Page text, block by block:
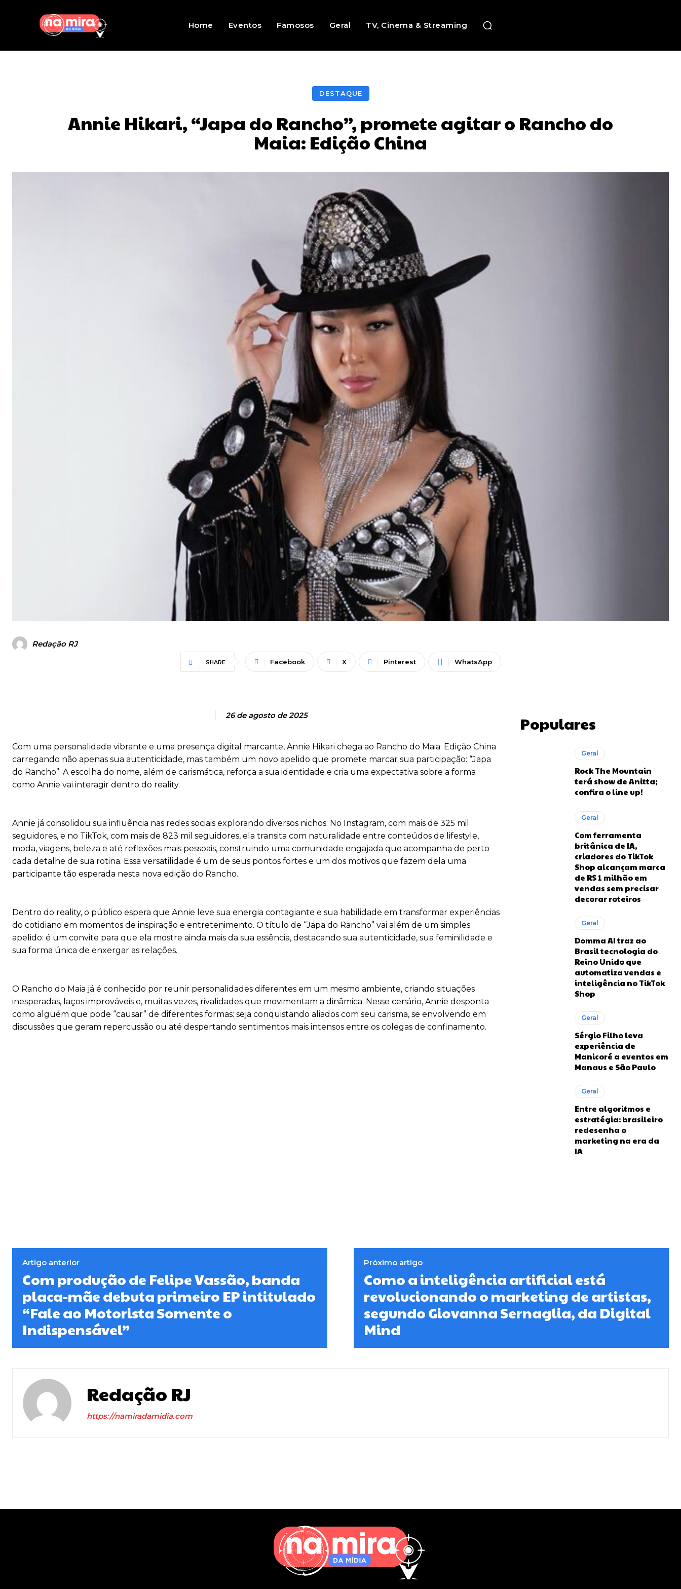
Home Eventos Famosos Geral TV, Cinema & Streaming
DESTAQUE
Annie Hikari, “Japa do Rancho”, promete agitar o Rancho do
Maia: Edição China
Redação RJ
SHARE Facebook X Pinterest WhatsApp
26 de agosto de 2025
Com uma personalidade vibrante e uma presença digital marcante, Annie Hikari chega ao Rancho do Maia: Edição China
carregando não apenas sua autenticidade, mas também um novo apelido que promete marcar sua participação: “Japa
do Rancho”. A escolha do nome, além de carismática, reforça a sua identidade e cria uma expectativa sobre a forma
como Annie vai interagir dentro do reality.
Annie já consolidou sua influência nas redes sociais explorando diversos nichos. No Instagram, com mais de 325 mil
seguidores, e no TikTok, com mais de 823 mil seguidores, ela transita com naturalidade entre conteúdos de lifestyle,
moda, viagens, beleza e até reflexões mais pessoais, construindo uma comunidade engajada que acompanha de perto
cada detalhe de sua rotina. Essa versatilidade é um de seus pontos fortes e um dos motivos que fazem dela uma
participante tão esperada nesta nova edição do Rancho.
Dentro do reality, o público espera que Annie leve sua energia contagiante e sua habilidade em transformar experiências
do cotidiano em momentos de inspiração e entretenimento. O título de “Japa do Rancho” vai além de um simples
apelido: é um convite para que ela mostre ainda mais da sua essência, destacando sua autenticidade, sua feminilidade e
sua forma única de enxergar as relações.
O Rancho do Maia já é conhecido por reunir personalidades diferentes em um mesmo ambiente, criando situações
inesperadas, laços improváveis e, muitas vezes, rivalidades que movimentam a dinâmica. Nesse cenário, Annie desponta
como alguém que pode “causar” de diferentes formas: seja conquistando aliados com seu carisma, se envolvendo em
discussões que geram repercussão ou até despertando sentimentos mais intensos entre os colegas de confinamento.
Populares
Geral
Rock The Mountain
terá show de Anitta;
confira o line up!
Geral
Com ferramenta
britânica de IA,
criadores do TikTok
Shop alcançam marca
de R$ 1 milhão em
vendas sem precisar
decorar roteiros
Geral
Domma AI traz ao
Brasil tecnologia do
Reino Unido que
automatiza vendas e
inteligência no TikTok
Shop
Geral
Sérgio Filho leva
experiência de
Manicoré a eventos em
Manaus e São Paulo
Geral
Entre algoritmos e
estratégia: brasileiro
redesenha o
marketing na era da
IA
Artigo anterior
Com produção de Felipe Vassão, banda
placa-mãe debuta primeiro EP intitulado
“Fale ao Motorista Somente o
Indispensável”
Próximo artigo
Como a inteligência artificial está
revolucionando o marketing de artistas,
segundo Giovanna Sernaglia, da Digital
Mind
Redação RJ
https://namiradamidia.com